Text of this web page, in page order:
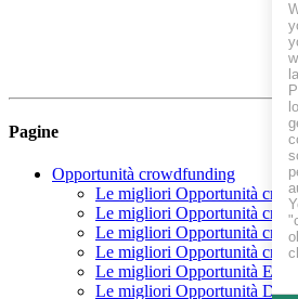
Pagine
Opportunità crowdfunding
Le migliori Opportunità
Le migliori Opportunità
Le migliori Opportunità
Le migliori Opportunità
Le migliori Opportunità
Le migliori Opportunità